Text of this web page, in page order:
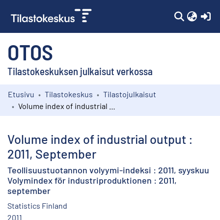
OTOS
Tilastokeskuksen julkaisut verkossa
Kokoelmat
Etusivu Tilastokeskus
Tilastojulkaisut
Volume index of industrial output :
2011, September
Teollisuustuotannon volyymi-indeksi : 2011, syyskuu
Volymindex för industriproduktionen : 2011,
september
Statistics Finland
2011